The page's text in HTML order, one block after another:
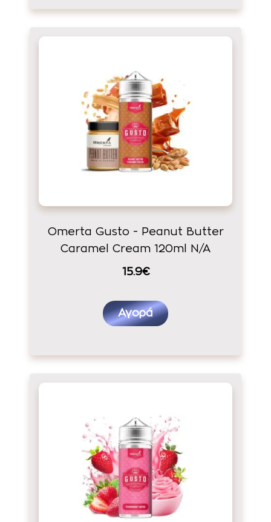
Omerta Gusto - Peanut Butter
Caramel Cream 120ml N/A
15.9€
Αγορά